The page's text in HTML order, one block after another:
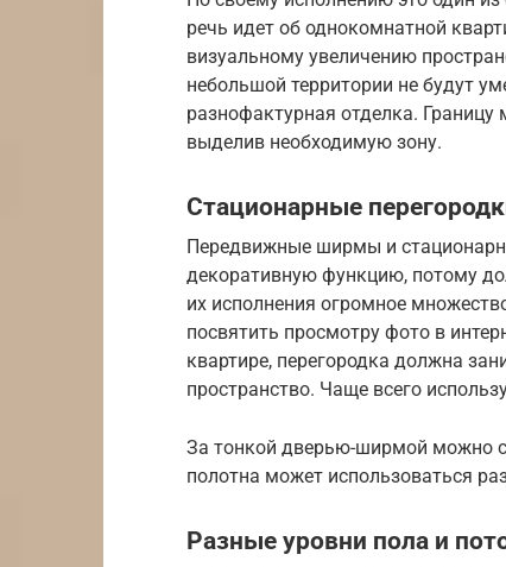
речь идет об однокомнатной
визуальному увеличению
небольшой территории не будут
разнофактурная отделка.
выделив необходимую зону.
Стационарные
Передвижные ширмы и
декоративную функцию, потому
их исполнения огромное
посвятить просмотру фото в
квартире, перегородка должна
пространство. Чаще всего
За тонкой дверью-ширмой можно
полотна может использоваться
Разные уровни пола и